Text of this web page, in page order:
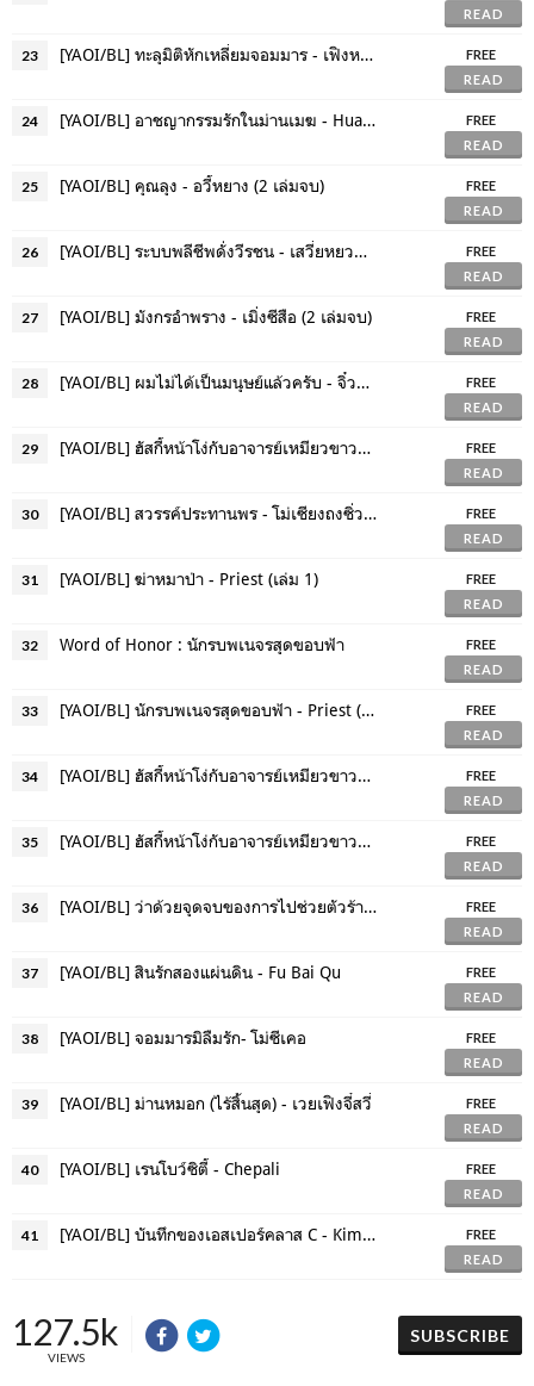
READ
23 [YAOI/BL] ทะลุมิติหักเหลี่ยมจอมมาร - เฟิงหลิวซูไต (เล่มพิเศษ)
FREE
READ
24 [YAOI/BL] อาชญากรรมรักในม่านเมฆ - Huai Shang (เล่ม 2)
FREE
READ
25 [YAOI/BL] คุณลุง - อวี้หยาง (2 เล่มจบ)
FREE
READ
26 [YAOI/BL] ระบบพลีชีพดั่งวีรชน - เสวี่ยหยวนโยวหลิง (6 เล่มจบ)
FREE
READ
27 [YAOI/BL] มังกรอำพราง - เมิ่งซีสือ (2 เล่มจบ)
FREE
READ
28 [YAOI/BL] ผมไม่ได้เป็นมนุษย์แล้วครับ - จิ๋วอี่ (3 เล่มจบ)
FREE
READ
29 [YAOI/BL] ฮัสกี้หน้าโง่กับอาจารย์เหมียวขาวของเขา - โร่วเปาปู้ชือโร่ว (เล่ม 1)
FREE
READ
30 [YAOI/BL] สวรรค์ประทานพร - โม่เซียงถงซิ่ว (เล่ม 1)
FREE
READ
31 [YAOI/BL] ฆ่าหมาป่า - Priest (เล่ม 1)
FREE
READ
32 Word of Honor : นักรบพเนจรสุดขอบฟ้า
FREE
READ
33 [YAOI/BL] นักรบพเนจรสุดขอบฟ้า - Priest (2 เล่มจบ)
FREE
READ
34 [YAOI/BL] ฮัสกี้หน้าโง่กับอาจารย์เหมียวขาวของเขา - โร่วเปาปู้ชือโร่ว (เล่ม 2)
FREE
READ
35 [YAOI/BL] ฮัสกี้หน้าโง่กับอาจารย์เหมียวขาวของเขา - โร่วเปาปู้ชือโร่ว (เล่ม 3)
FREE
READ
36 [YAOI/BL] ว่าด้วยจุดจบของการไปช่วยตัวร้าย - เฟิ่งอวี่เนี่ย
FREE
READ
37 [YAOI/BL] สินรักสองแผ่นดิน - Fu Bai Qu
FREE
READ
38 [YAOI/BL] จอมมารมิลืมรัก- โม่ซีเคอ
FREE
READ
39 [YAOI/BL] ม่านหมอก (ไร้สิ้นสุด) - เวยเฟิงจี๋สวี่
FREE
READ
40 [YAOI/BL] เรนโบว์ซิตี้ - Chepali
FREE
READ
41 [YAOI/BL] บันทึกของเอสเปอร์คลาส C - KimPhilip
FREE
READ
127.5k
VIEWS
SUBSCRIBE